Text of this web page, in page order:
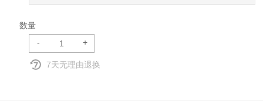
数量
-
+
7天无理由退换